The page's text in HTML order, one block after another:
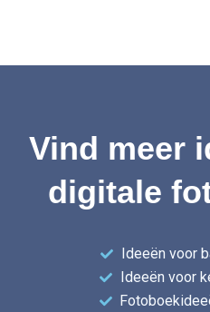
Vind meer
digitale
Ideeën voor
Ideeën voor